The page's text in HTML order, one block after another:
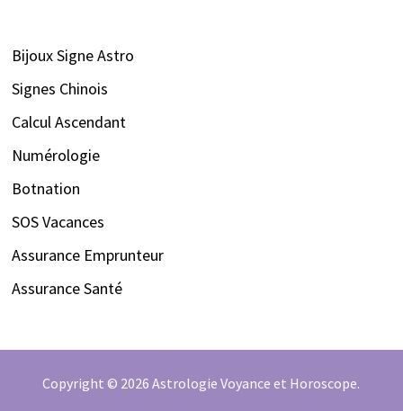
Bijoux Signe Astro
Signes Chinois
Calcul Ascendant
Numérologie
Botnation
SOS Vacances
Assurance Emprunteur
Assurance Santé
Copyright © 2026Astrologie Voyance et Horoscope.